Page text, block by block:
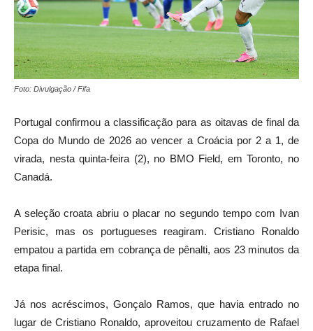
Foto: Divulgação / Fifa
Portugal confirmou a classificação para as oitavas de final da
Copa do Mundo de 2026 ao vencer a Croácia por 2 a 1, de
virada, nesta quinta-feira (2), no BMO Field, em Toronto, no
Canadá.
A seleção croata abriu o placar no segundo tempo com Ivan
Perisic, mas os portugueses reagiram. Cristiano Ronaldo
empatou a partida em cobrança de pênalti, aos 23 minutos da
etapa final.
Já nos acréscimos, Gonçalo Ramos, que havia entrado no
lugar de Cristiano Ronaldo, aproveitou cruzamento de Rafael